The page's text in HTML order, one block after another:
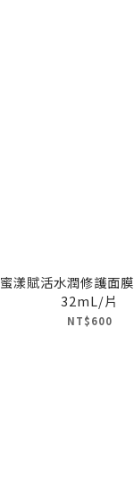
蜜漾賦活水潤修護面膜 3入/盒
32mL/片
NT$600